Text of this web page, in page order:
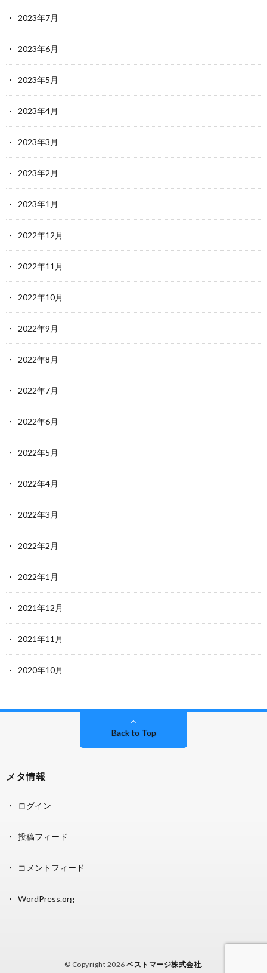
2023年7月
2023年6月
2023年5月
2023年4月
2023年3月
2023年2月
2023年1月
2022年12月
2022年11月
2022年10月
2022年9月
2022年8月
2022年7月
2022年6月
2022年5月
2022年4月
2022年3月
2022年2月
2022年1月
2021年12月
2021年11月
2020年10月
Back to Top
メタ情報
ログイン
投稿フィード
コメントフィード
WordPress.org
© Copyright 2026 ベストマージ株式会社.